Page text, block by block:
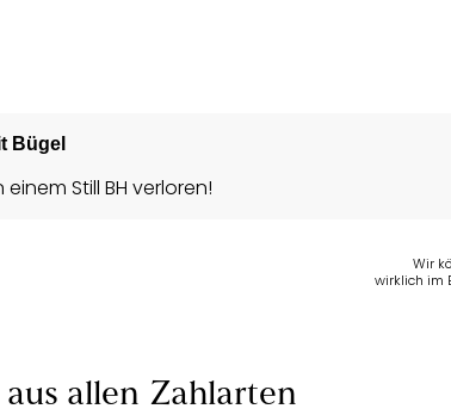
Bügel
Still BH verloren!
Wir
wirklich im
allen Zahlarten